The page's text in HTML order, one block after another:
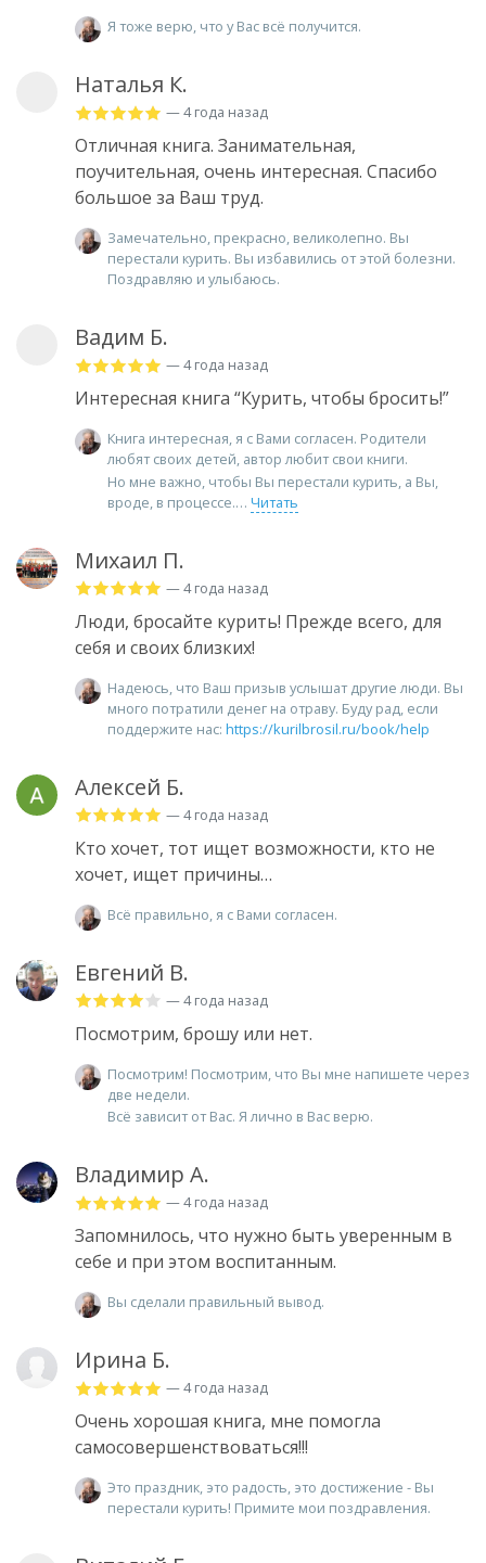
Я тоже верю, что у Вас всё получится.
Наталья К.
— 4 года назад
Отличная книга. Занимательная,
поучительная, очень интересная. Спасибо
большое за Ваш труд.
Замечательно, прекрасно, великолепно. Вы
перестали курить. Вы избавились от этой болезни.
Поздравляю и улыбаюсь.
Вадим Б.
— 4 года назад
Интересная книга “Курить, чтобы бросить!”
Книга интересная, я с Вами согласен. Родители
любят своих детей, автор любит свои книги.
Но мне важно, чтобы Вы перестали курить, а Вы,
вроде, в процессе.
Читать
Михаил П.
— 4 года назад
Люди, бросайте курить! Прежде всего, для
себя и своих близких!
Надеюсь, что Ваш призыв услышат другие люди. Вы
много потратили денег на отраву. Буду рад, если
поддержите нас: https://kurilbrosil.ru/book/help
Алексей Б.
— 4 года назад
Кто хочет, тот ищет возможности, кто не
хочет, ищет причины…
Всё правильно, я с Вами согласен.
Евгений В.
— 4 года назад
Посмотрим, брошу или нет.
Посмотрим! Посмотрим, что Вы мне напишете через
две недели.
Всё зависит от Вас. Я лично в Вас верю.
Владимир А.
— 4 года назад
Запомнилось, что нужно быть уверенным в
себе и при этом воспитанным.
Вы сделали правильный вывод.
Ирина Б.
— 4 года назад
Очень хорошая книга, мне помогла
самосовершенствоваться!!!
Это праздник, это радость, это достижение - Вы
перестали курить! Примите мои поздравления.